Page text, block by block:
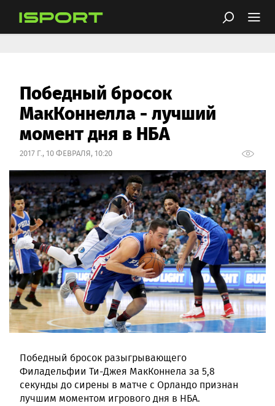
Победный бросок
МакКоннелла - лучший
момент дня в НБА
2017 Г., 10 ФЕВРАЛЯ, 10:20
Победный бросок разыгрывающего
Филадельфии Ти-Джея МакКоннела за 5,8
секунды до сирены в матче с Орландо признан
лучшим моментом игрового дня в НБА.